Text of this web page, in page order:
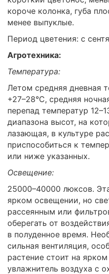
короче колонка, губа
менее выпуклые.
Период цветения: с
Агротехника:
Температура:
Летом средняя дневная
+27–28°C, средняя
перепад температур
диапазона высот, на
лазающая, в культуре
приспособиться к
или ниже указанных.
Освещение:
25000–40000 люксов.
ярком освещении, но
рассеянным или
оберегать от
в полуденное время.
сильная вентиляция,
растение стоит на
увлажнитель воздуха с